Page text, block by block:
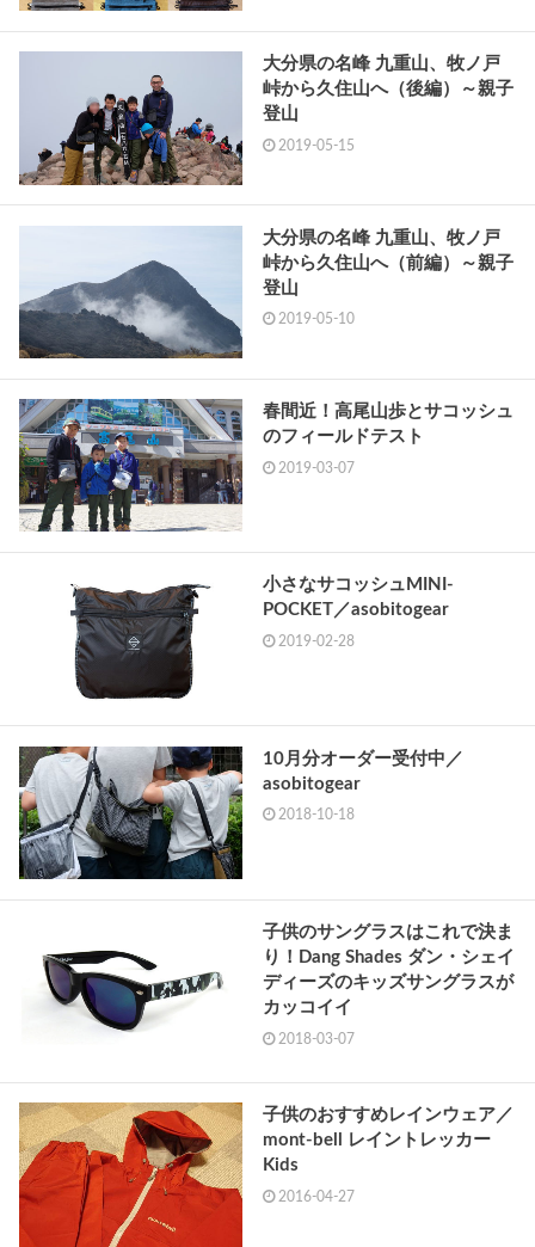
大分県の名峰 九重山、牧ノ戸
峠から久住山へ（後編）～親子
登山
2019-05-15
大分県の名峰 九重山、牧ノ戸
峠から久住山へ（前編）～親子
登山
2019-05-10
春間近！高尾山歩とサコッシュ
のフィールドテスト
2019-03-07
小さなサコッシュMINI-
POCKET／asobitogear
2019-02-28
10月分オーダー受付中／
asobitogear
2018-10-18
子供のサングラスはこれで決ま
り！Dang Shades ダン・シェイ
ディーズのキッズサングラスが
カッコイイ
2018-03-07
子供のおすすめレインウェア／
mont-bell レイントレッカー
Kids
2016-04-27